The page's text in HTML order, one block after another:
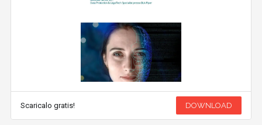
Scaricalo gratis! DOWNLOAD